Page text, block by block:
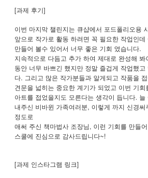
[과제 후기]
이번 마지막 챌린지는 큐샵에서 포드폴리오용
앞으로 작가로 활동 하려면 꼭 필요한 작업인데
만들어 볼수 있어서 너무 좋은 기회 였습니다.
지속적으로 다듬고 추가 하여 제대로 완성해
동안 너무 바쁘긴 했지만 정말 즐겁게 작업했고
다. 그리고 많은 작가분들과 알게되고 작품을
견문을 넓히는 중요한 계기가 되었고 이번 기
아트를 접었을지도 모른다는 생각이 듭니다.
내주신 비바윈 가족여러분, 이렇게 까지 신경
정도로
애써 주신 책마법사 조장님, 이런 기회를 만들
스쿨에 진심으로 감사드립니다~!
[과제 인스타그램 링크]